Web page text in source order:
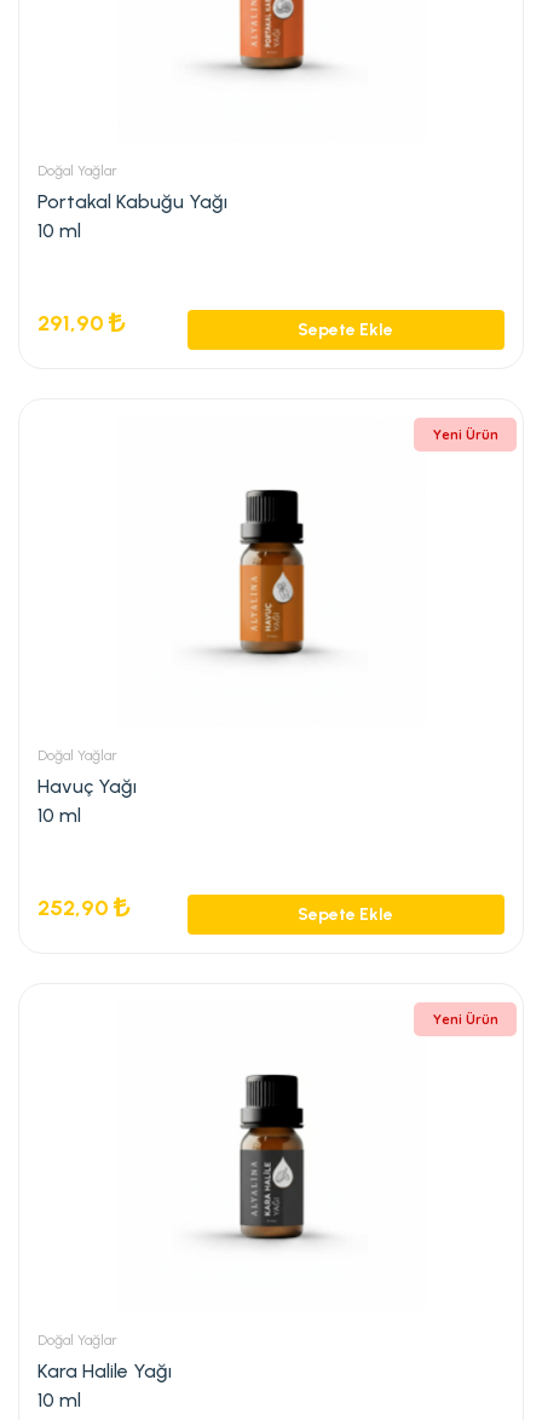
Doğal Yağlar
Portakal Kabuğu Yağı
10 ml
291,90 Sepete Ekle
Yeni Ürün
Doğal Yağlar
Havuç Yağı
10 ml
252,90 Sepete Ekle
Yeni Ürün
Doğal Yağlar
Kara Halile Yağı
10 ml